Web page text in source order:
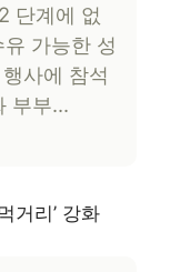
단계에 없
가능한 성
사에 참석
부부…
거리’ 강화